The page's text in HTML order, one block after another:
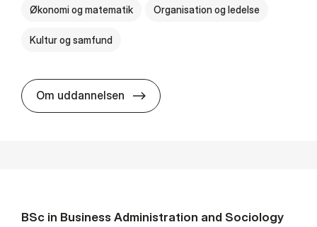
Økonomi og matematik Organisation og ledelse
Kultur og samfund
Om uddannelsen BSc in Busi­ness Ad­min­is­tra­tion
BSc in Busi­ness Ad­min­is­tra­tion and So­ci­ology